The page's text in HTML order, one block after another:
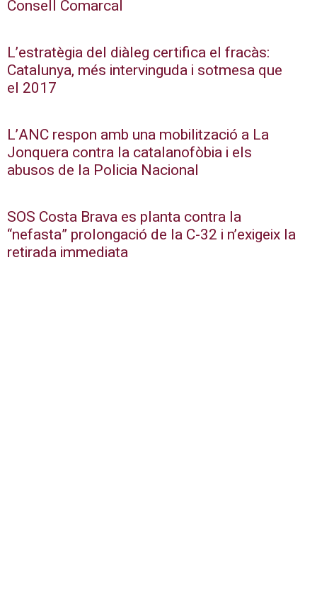
Consell Comarcal
L’estratègia del diàleg certifica el fracàs:
Catalunya, més intervinguda i sotmesa que
el 2017
L’ANC respon amb una mobilització a La
Jonquera contra la catalanofòbia i els
abusos de la Policia Nacional
SOS Costa Brava es planta contra la
“nefasta” prolongació de la C-32 i n’exigeix la
retirada immediata